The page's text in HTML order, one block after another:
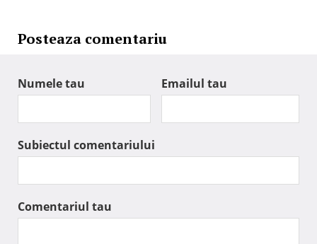
Posteaza comentariu
Numele tau Emailul tau
Subiectul comentariului
Comentariul tau